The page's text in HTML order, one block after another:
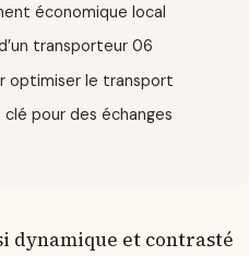
économique local
transporteur 06
optimiser le transport
pour des échanges
dynamique et contrasté